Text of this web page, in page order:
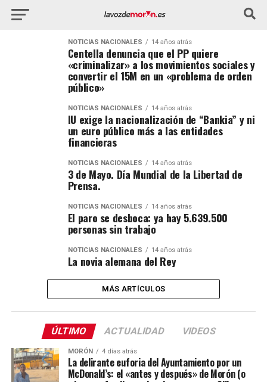
NOTICIAS NACIONALES 14 años atrás
Centella denuncia que el PP quiere
«criminalizar» a los movimientos sociales y
convertir el 15M en un «problema de orden
público»
NOTICIAS NACIONALES 14 años atrás
IU exige la nacionalización de “Bankia” y ni
un euro público más a las entidades
financieras
NOTICIAS NACIONALES 14 años atrás
3 de Mayo. Día Mundial de la Libertad de
Prensa.
NOTICIAS NACIONALES 14 años atrás
El paro se desboca: ya hay 5.639.500
personas sin trabajo
NOTICIAS NACIONALES 14 años atrás
La novia alemana del Rey
MÁS ARTÍCULOS
ÚLTIMO ACTUALIDAD VIDEOS
MORÓN 4 días atrás
La delirante euforia del Ayuntamiento por un
McDonald’s: el «antes y después» de Morón (o